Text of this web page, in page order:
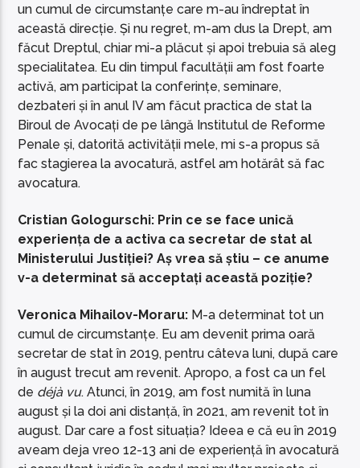
un cumul de circumstanțe care m-au îndreptat în
această direcție. Și nu regret, m-am dus la Drept, am
făcut Dreptul, chiar mi-a plăcut și apoi trebuia să aleg
specialitatea. Eu din timpul facultății am fost foarte
activă, am participat la conferințe, seminare,
dezbateri și în anul IV am făcut practica de stat la
Biroul de Avocați de pe lângă Institutul de Reforme
Penale și, datorită activității mele, mi s-a propus să
fac stagierea la avocatură, astfel am hotărât să fac
avocatura.
Cristian Gologurschi: Prin ce se face unică
experiența de a activa ca secretar de stat al
Ministerului Justiției? Aș vrea să știu – ce anume
v-a determinat să acceptați această poziție?
Veronica Mihailov-Moraru: M-a determinat tot un
cumul de circumstanțe. Eu am devenit prima oară
secretar de stat în 2019, pentru câteva luni, după care
în august trecut am revenit. Apropo, a fost ca un fel
de déjà vu. Atunci, în 2019, am fost numită în luna
august și la doi ani distanță, în 2021, am revenit tot în
august. Dar care a fost situația? Ideea e că eu în 2019
aveam deja vreo 12-13 ani de experiență în avocatură